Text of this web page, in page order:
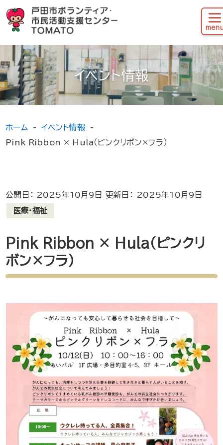
イベント情報
ホーム
イベント情報
Pink Ribbon × Hula（ピンクリボン×フラ）
公開日： 2025年10月9日 更新日： 2025年10月9日
医療・福祉
Pink Ribbon × Hula（ピンクリ
ボン×フラ）